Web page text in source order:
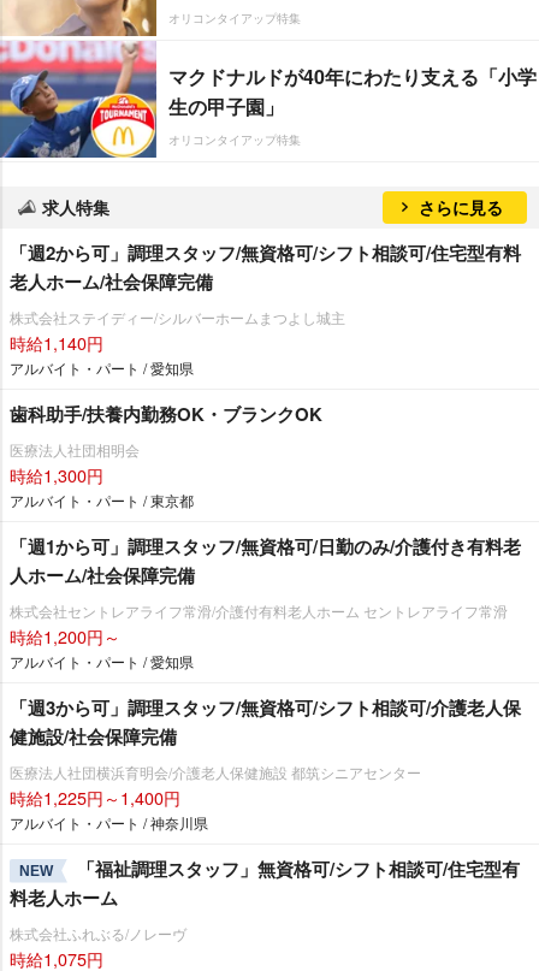
オリコンタイアップ特集
マクドナルドが40年にわたり支える「小学
生の甲子園」
オリコンタイアップ特集
求人特集 さらに見る
「週2から可」調理スタッフ/無資格可/シフト相談可/住宅型有料
老人ホーム/社会保障完備
株式会社ステイディー/シルバーホームまつよし城主
時給1,140円
アルバイト・パート / 愛知県
歯科助手/扶養内勤務OK・ブランクOK
医療法人社団相明会
時給1,300円
アルバイト・パート / 東京都
「週1から可」調理スタッフ/無資格可/日勤のみ/介護付き有料老
人ホーム/社会保障完備
株式会社セントレアライフ常滑/介護付有料老人ホーム セントレアライフ常滑
時給1,200円～
アルバイト・パート / 愛知県
「週3から可」調理スタッフ/無資格可/シフト相談可/介護老人保
健施設/社会保障完備
医療法人社団横浜育明会/介護老人保健施設 都筑シニアセンター
時給1,225円～1,400円
アルバイト・パート / 神奈川県
NEW
「福祉調理スタッフ」無資格可/シフト相談可/住宅型有
料老人ホーム
株式会社ふれぶる/ノレーヴ
時給1,075円